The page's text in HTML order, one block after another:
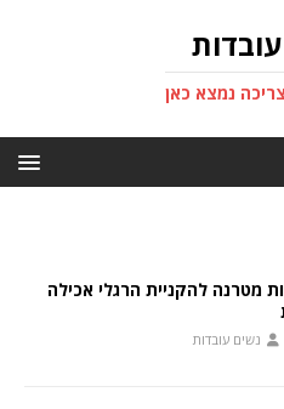
נמצא כאן
מטרנה להקניית הרגלי אכילה
נשים עובדות